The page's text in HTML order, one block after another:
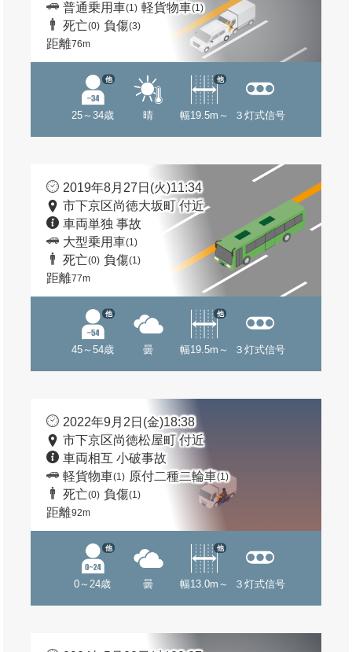
普通乗用車(1) 軽貨物車(1)
死亡(0) 負傷(3)
距離76m
25～34歳
他
晴 幅19.5m～
他
３灯式信号
2019年8月27日(火)11:34
市下京区尚徳大坂町 付近
車両単独 事故
大型乗用車(1)
死亡(0) 負傷(1)
距離77m
45～54歳
他
曇 幅19.5m～
他
３灯式信号
2022年9月2日(金)18:38
市下京区尚徳松屋町 付近
車両相互 小破事故
軽貨物車(1) 原付二種二輪車(1)
死亡(0) 負傷(1)
距離92m
0～24歳
他
曇 幅13.0m～
他
３灯式信号